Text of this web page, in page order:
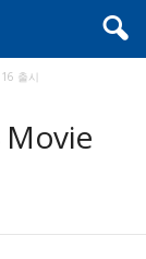
출시
Movie